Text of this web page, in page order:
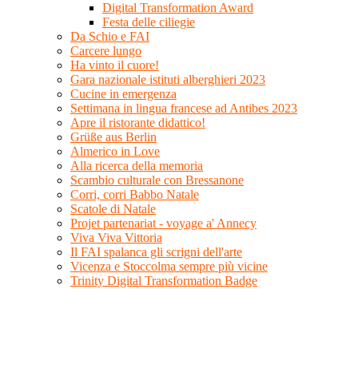
Digital Transformation Award
Festa delle ciliegie
Da Schio e FAI
Carcere lungo
Ha vinto il cuore!
Gara nazionale istituti alberghieri 2023
Cucine in emergenza
Settimana in lingua francese ad Antibes 2023
Apre il ristorante didattico!
Grüße aus Berlin
Almerico in Love
Alla ricerca della memoria
Scambio culturale con Bressanone
Corri, corri Babbo Natale
Scatole di Natale
Projet partenariat - voyage a' Annecy
Viva Viva Vittoria
Il FAI spalanca gli scrigni dell'arte
Vicenza e Stoccolma sempre più vicine
Trinity Digital Transformation Badge